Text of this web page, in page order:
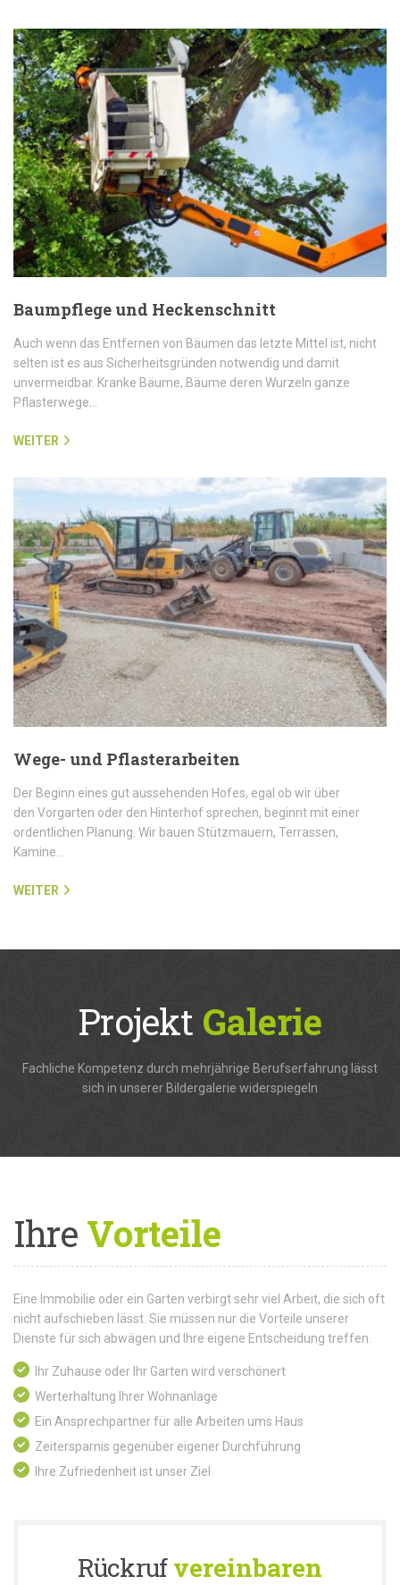
Baumpflege und Heckenschnitt
Auch wenn das Entfernen von Bäumen das letzte Mittel ist, nicht
selten ist es aus Sicherheitsgründen notwendig und damit
unvermeidbar. Kranke Bäume, Bäume deren Wurzeln ganze
Pflasterwege…
WEITER
Wege- und Pflasterarbeiten
Der Beginn eines gut aussehenden Hofes, egal ob wir über
den Vorgarten oder den Hinterhof sprechen, beginnt mit einer
ordentlichen Planung. Wir bauen Stützmauern, Terrassen,
Kamine…
WEITER
Projekt Galerie
Fachliche Kompetenz durch mehrjährige Berufserfahrung lässt
sich in unserer Bildergalerie widerspiegeln
IhreVorteile
Eine Immobilie oder ein Garten verbirgt sehr viel Arbeit, die sich oft
nicht aufschieben lässt. Sie müssen nur die Vorteile unserer
Dienste für sich abwägen und Ihre eigene Entscheidung treffen.
Ihr Zuhause oder Ihr Garten wird verschönert
Werterhaltung Ihrer Wohnanlage
Ein Ansprechpartner für alle Arbeiten ums Haus
Zeitersparnis gegenüber eigener Durchführung
Ihre Zufriedenheit ist unser Ziel
Rückrufvereinbaren